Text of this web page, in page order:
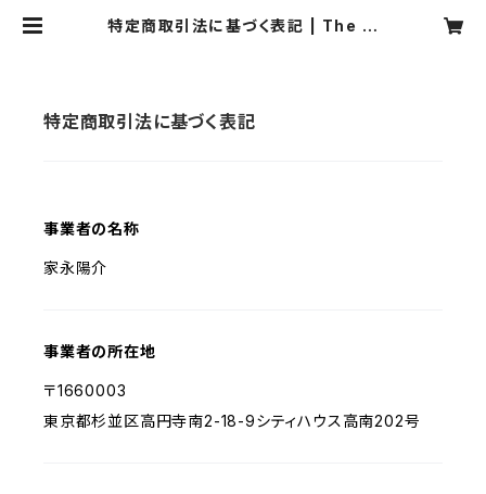
特定商取引法に基づく表記 | The m
特定商取引法に基づく表記
事業者の名称
家永陽介
事業者の所在地
〒1660003
東京都杉並区高円寺南2-18-9シティハウス高南202号